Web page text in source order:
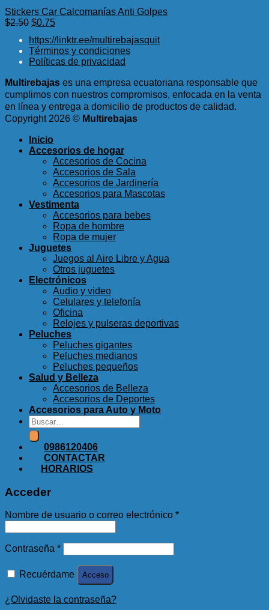
Stickers Car Calcomanías Anti Golpes
$2.50 El
original
era:
$2.50.
$0.75El
actual
es:
$0.75.
https://linktr.ee/multirebajasquit
Términos y condiciones
Políticas de privacidad
Multirebajas es una empresa ecuatoriana responsable que
cumplimos con nuestros compromisos, enfocada en la venta
en línea y entrega a domicilio de productos de calidad.
Copyright 2026 © Multirebajas
Inicio
Accesorios de hogar
Accesorios de Cocina
Accesorios de Sala
Accesorios de Jardinería
Accesorios para Mascotas
Vestimenta
Accesorios para bebes
Ropa de hombre
Ropa de mujer
Juguetes
Juegos al Aire Libre y Agua
Otros juguetes
Electrónicos
Audio y video
Celulares y telefonía
Oficina
Relojes y pulseras deportivas
Peluches
Peluches gigantes
Peluches medianos
Peluches pequeños
Salud y Belleza
Accesorios de Belleza
Accesorios de Deportes
Accesorios para Auto y Moto
Buscar
por:
0986120406
CONTACTAR
HORARIOS
Acceder
Nombre de usuario o correo electrónico *
Contraseña *
Recuérdame Acceso
¿Olvidaste la contraseña?